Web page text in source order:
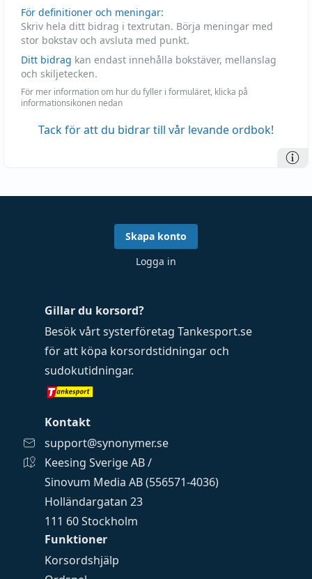
För definitioner och meningar:
Skriv hela ditt bidrag i textrutan. Börja meningar med
stor bokstav och avsluta med punkt.
Ditt bidrag kan endast innehålla bokstäver, mellanslag
och skiljetecken.
För mer information om hur du fyller i formuläret, klicka på
informationsikonen nedan
Tack för att du bidrar till vår levande ordbok!
Funktioner
Korsordshjälp
Gillar du korsord?
Besök vårt systerföretag Tankesport.se
för att köpa korsordstidningar och
sudokutidningar.
Kontakt
support@synonymer.se
Keesing Sverige AB /
Sinovum Media AB (556571-4036)
Holländargatan 23
111 60 Stockholm
Skapa konto
Logga in